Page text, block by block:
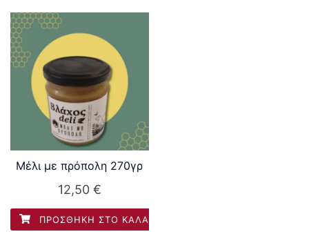
Μέλι με πρόπολη 270γρ
12,50 €
ΠΡΟΣΘΉΚΗ ΣΤΟ ΚΑΛΆΘΙ